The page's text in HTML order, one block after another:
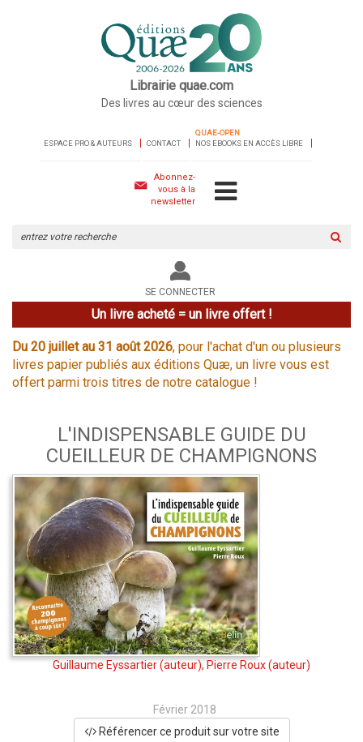
Librairie quae.com
Des livres au cœur des sciences
ESPACE PRO & AUTEURS CONTACT
QUAE-OPEN
NOS EBOOKS EN ACCÈS LIBRE
Abonnez-
vous à la
newsletter
le
site
SE CONNECTER
Un livre acheté = un livre offert !
Du 20 juillet au 31 août 2026, pour l'achat d'un ou plusieurs
livres papier publiés aux éditions Quæ, un livre vous est
offert parmi trois titres de notre catalogue !
L'INDISPENSABLE GUIDE DU
CUEILLEUR DE CHAMPIGNONS
Guillaume Eyssartier(auteur), Pierre Roux(auteur)
Février 2018
Référencer ce produit sur votre site